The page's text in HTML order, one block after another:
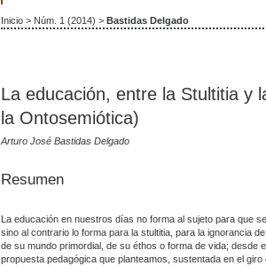
Inicio > Núm. 1 (2014) > Bastidas Delgado
La educación, entre la Stultitia y
la Ontosemiótica)
Arturo José Bastidas Delgado
Resumen
La educación en nuestros días no forma al sujeto para que
sino al contrario lo forma para la stultitia, para la ignorancia
de su mundo primordial, de su éthos o forma de vida; desde
propuesta pedagógica que planteamos, sustentada en el